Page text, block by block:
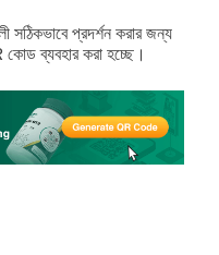
সঠিকভাবে প্রদর্শন করার জন্য
কোড ব্যবহার করা হচ্ছে।